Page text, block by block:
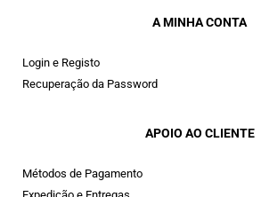
A MINHA CONTA
Login e Registo
Recuperação da Password
APOIO AO CLIENTE
Métodos de Pagamento